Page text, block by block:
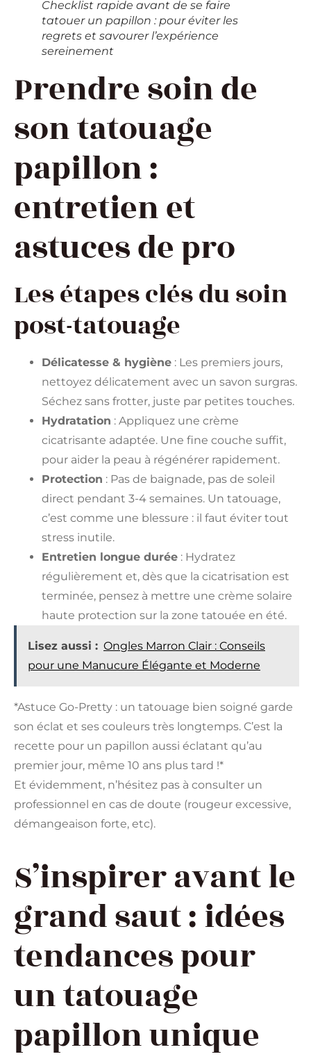
Checklist rapide avant de se faire
tatouer un papillon : pour éviter les
regrets et savourer l’expérience
sereinement
Prendre soin de
son tatouage
papillon :
entretien et
astuces de pro
Les étapes clés du soin
post-tatouage
Délicatesse & hygiène : Les premiers jours,
nettoyez délicatement avec un savon surgras.
Séchez sans frotter, juste par petites touches.
Hydratation : Appliquez une crème
cicatrisante adaptée. Une fine couche suffit,
pour aider la peau à régénérer rapidement.
Protection : Pas de baignade, pas de soleil
direct pendant 3-4 semaines. Un tatouage,
c’est comme une blessure : il faut éviter tout
stress inutile.
Entretien longue durée : Hydratez
régulièrement et, dès que la cicatrisation est
terminée, pensez à mettre une crème solaire
haute protection sur la zone tatouée en été.
Lisez aussi : Ongles Marron Clair : Conseils
pour une Manucure Élégante et Moderne
*Astuce Go-Pretty : un tatouage bien soigné garde
son éclat et ses couleurs très longtemps. C’est la
recette pour un papillon aussi éclatant qu’au
premier jour, même 10 ans plus tard !*
Et évidemment, n’hésitez pas à consulter un
professionnel en cas de doute (rougeur excessive,
démangeaison forte, etc).
S’inspirer avant le
grand saut : idées
tendances pour
un tatouage
papillon unique